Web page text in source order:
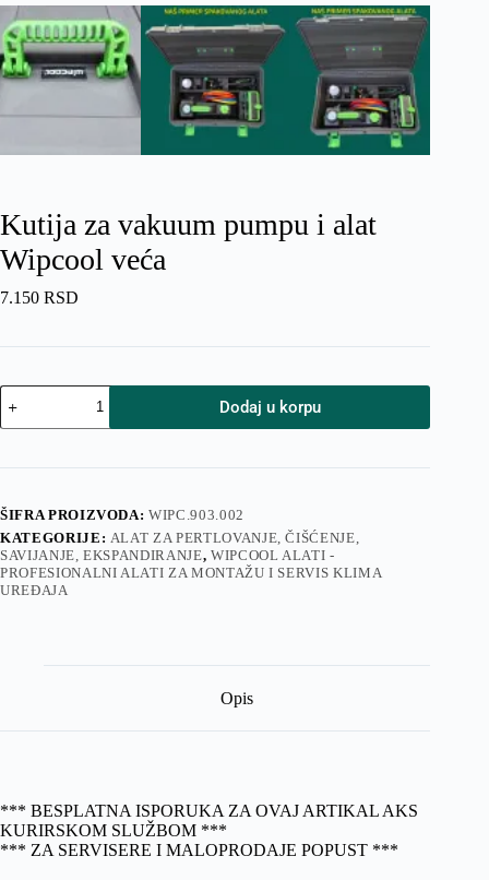
Kutija za vakuum pumpu i alat
Wipcool veća
7.150 RSD
Kutija
za
vakuum
i
Wipcool
veća
količina
Dodaj u korpu
ŠIFRA PROIZVODA:WIPC.903.002
KATEGORIJE: ALAT ZA PERTLOVANJE, ČIŠĆENJE,
SAVIJANJE, EKSPANDIRANJE, WIPCOOL ALATI -
PROFESIONALNI ALATI ZA MONTAŽU I SERVIS KLIMA
UREĐAJA
Opis
*** BESPLATNA ISPORUKA ZA OVAJ ARTIKAL AKS
KURIRSKOM SLUŽBOM ***
*** ZA SERVISERE I MALOPRODAJE POPUST ***